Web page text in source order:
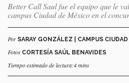
Better Call Saul fue el equipo que le
campus Ciudad de México en el
Por SARAY GONZÁLEZ | CAMPUS
Fotos CORTESÍA SAÚL BENAVIDES
Tiempo estimado de lectura:4 mins